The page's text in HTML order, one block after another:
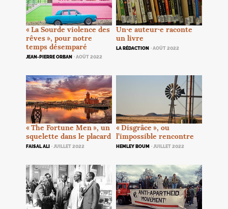
«La Sourde violence des
rêves», pour notre
temps désemparé
JEAN-PIERRE ORBAN · AOÛT 2022
Un⸱e auteur⸱e raconte
un livre
LA RÉDACTION · AOÛT 2022
«The Fortune Men», un
squelette dans le placard
FAISAL ALI · JUILLET 2022
«Disgrâce », ou
l’impossible rencontre
HEMLEY BOUM · JUILLET 2022